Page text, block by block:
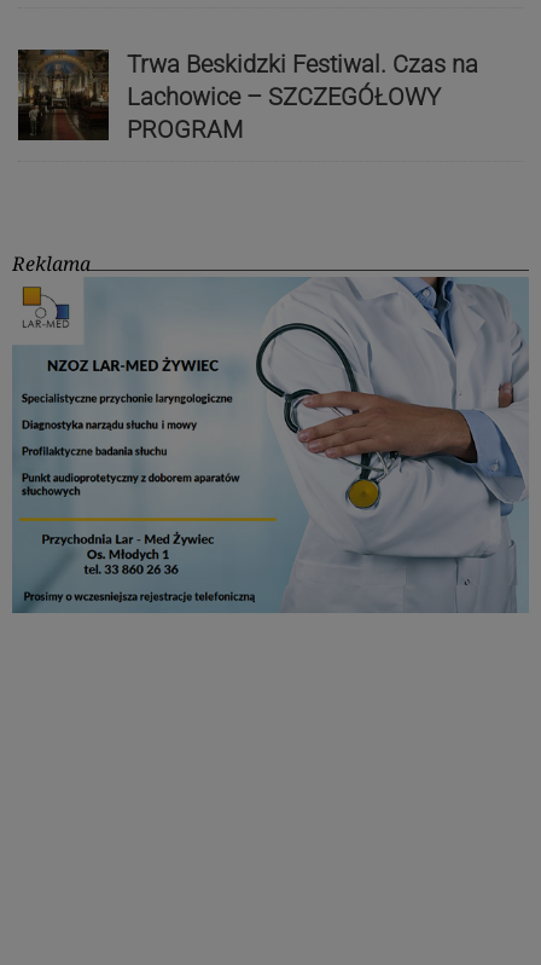
Trwa Beskidzki Festiwal. Czas na
Lachowice – SZCZEGÓŁOWY
PROGRAM
Reklama